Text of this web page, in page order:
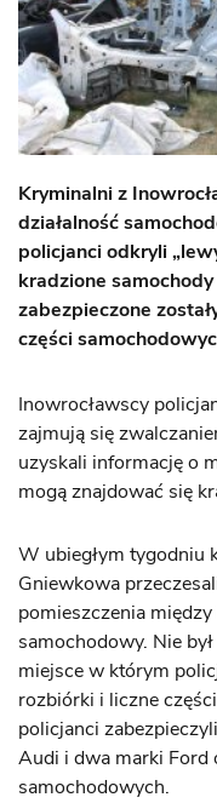
Kryminalni z
działalność
policjanci odkryli
kradzione
zabezpieczone
części
Inowrocławscy
zajmują się
uzyskali informację o
mogą znajdować się
W ubiegłym tygodniu
Gniewkowa
pomieszczenia
samochodowy. Nie
miejsce w którym
rozbiórki i liczne
policjanci
Audi i dwa marki Ford
samochodowych.